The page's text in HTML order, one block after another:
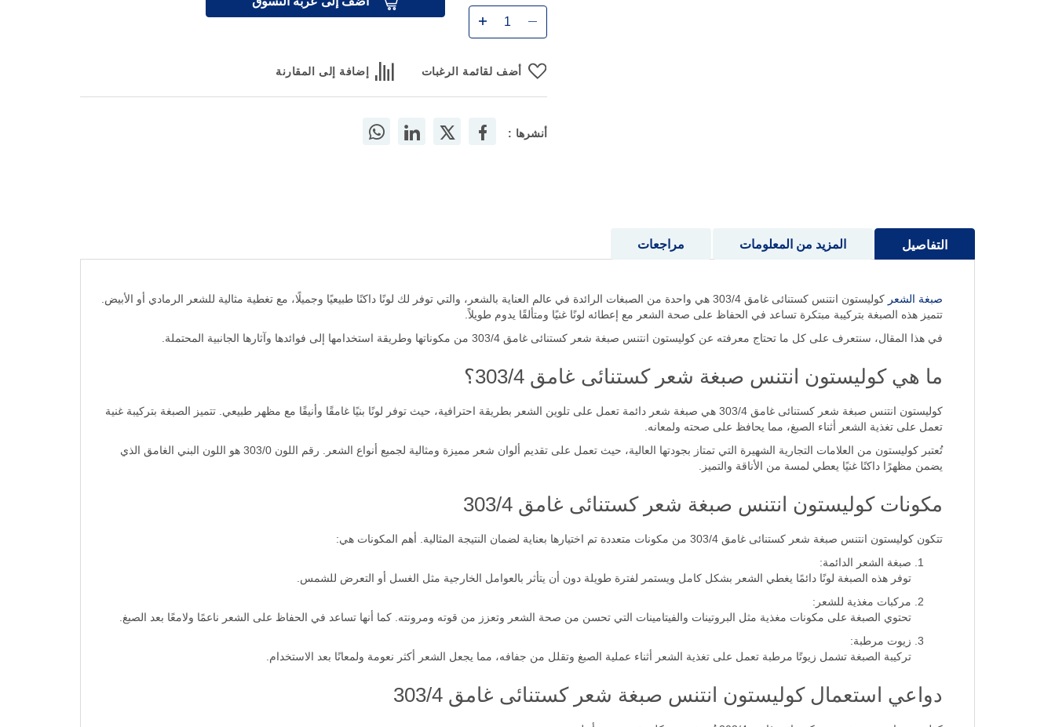
أضف لقائمة الرغبات إضافة إلى المقارنة
أنشرها :
التفاصيل
صبغة الشعر
كوليستون انتنس كستنائى غامق 303/4 هي واحدة من الصبغات الرائدة في عالم العناية بالشعر، والتي توفر لك لونًا داكنًا طبيعيًا وجميلًا، مع تغطية مثالية للشعر الرمادي أو الأبيض.
تتميز هذه الصبغة بتركيبة مبتكرة تساعد في الحفاظ على صحة الشعر مع إعطائه لونًا غنيًا ومتألقًا يدوم طويلاً.
في هذا المقال، سنتعرف على كل ما تحتاج معرفته عن كوليستون انتنس صبغة شعر كستنائى غامق 303/4 من مكوناتها وطريقة استخدامها إلى فوائدها وآثارها الجانبية المحتملة.
ما هي كوليستون انتنس صبغة شعر كستنائى غامق 303/4؟
كوليستون انتنس صبغة شعر كستنائى غامق 303/4 هي صبغة شعر دائمة تعمل على تلوين الشعر بطريقة احترافية، حيث توفر لونًا بنيًا غامقًا وأنيقًا مع مظهر طبيعي. تتميز الصبغة بتركيبة غنية
تعمل على تغذية الشعر أثناء الصبغ، مما يحافظ على صحته ولمعانه.
تُعتبر كوليستون من العلامات التجارية الشهيرة التي تمتاز بجودتها العالية، حيث تعمل على تقديم ألوان شعر مميزة ومثالية لجميع أنواع الشعر. رقم اللون 303/0 هو اللون البني الغامق الذي
يضمن مظهرًا داكنًا غنيًا يعطي لمسة من الأناقة والتميز.
مكونات كوليستون انتنس صبغة شعر كستنائى غامق 303/4
تتكون كوليستون انتنس صبغة شعر كستنائى غامق 303/4 من مكونات متعددة تم اختيارها بعناية لضمان النتيجة المثالية. أهم المكونات هي:
صبغة الشعر الدائمة:
توفر هذه الصبغة لونًا دائمًا يغطي الشعر بشكل كامل ويستمر لفترة طويلة دون أن يتأثر بالعوامل الخارجية مثل الغسل أو التعرض للشمس.
مركبات مغذية للشعر:
تحتوي الصبغة على مكونات مغذية مثل البروتينات والفيتامينات التي تحسن من صحة الشعر وتعزز من قوته ومرونته. كما أنها تساعد في الحفاظ على الشعر ناعمًا ولامعًا بعد الصبغ.
زيوت مرطبة:
تركيبة الصبغة تشمل زيوتًا مرطبة تعمل على تغذية الشعر أثناء عملية الصبغ وتقلل من جفافه، مما يجعل الشعر أكثر نعومة ولمعانًا بعد الاستخدام.
دواعي استعمال كوليستون انتنس صبغة شعر كستنائى غامق 303/4
المزيد من المعلومات مراجعات